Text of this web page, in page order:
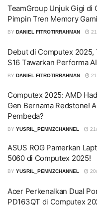
TeamGroup Unjuk Gigi di
Pimpin Tren Memory
BY DANIEL FITROTIRRAHMAN
Debut di Computex 2025,
S16 Tawarkan Performa
BY DANIEL FITROTIRRAHMAN
Computex 2025: AMD
Gen Bernama Redstone!
Pembeda?
BY YUSRIL_PEMMZCHANNEL
ASUS ROG Pamerkan
5060 di Computex 2025!
BY YUSRIL_PEMMZCHANNEL
Acer Perkenalkan Dual
PD163QT di Computex